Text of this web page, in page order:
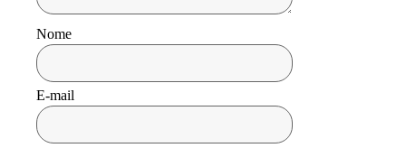
Nome
E-mail